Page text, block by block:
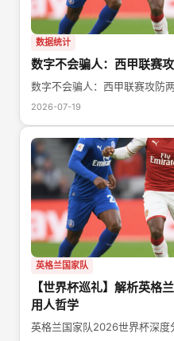
数据统计
数字不会骗人：西甲联赛
数字不会骗人：西甲联赛攻防
2026-07-19
英格兰国家队
【世界杯巡礼】解析英格
用人哲学
英格兰国家队2026世界杯深